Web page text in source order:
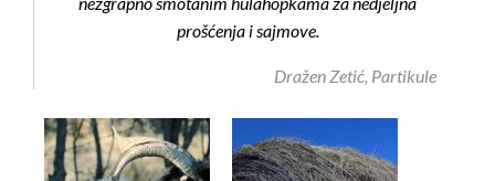
prošćenja i sajmove.
Dražen Zetić, Partikule